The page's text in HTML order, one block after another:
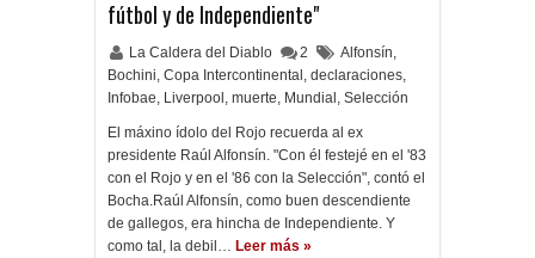
fútbol y de Independiente"
La Caldera del Diablo 2 Alfonsín,
Bochini, Copa Intercontinental , declaraciones,
Infobae, Liverpool , muerte, Mundial , Selección
El máxino ídolo del Rojo recuerda al ex
presidente Raúl Alfonsín. "Con él festejé en el '83
con el Rojo y en el '86 con la Selección", contó el
Bocha.Raúl Alfonsín, como buen descendiente
de gallegos, era hincha de Independiente. Y
como tal, la debil… Leer más »